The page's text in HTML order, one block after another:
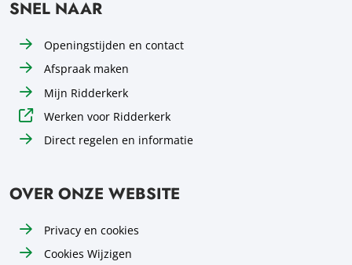
SNEL NAAR
Openingstijden en contact
Afspraak maken
Mijn Ridderkerk
Werken voor Ridderkerk
Direct regelen en informatie
OVER ONZE WEBSITE
Privacy en cookies
Cookies Wijzigen